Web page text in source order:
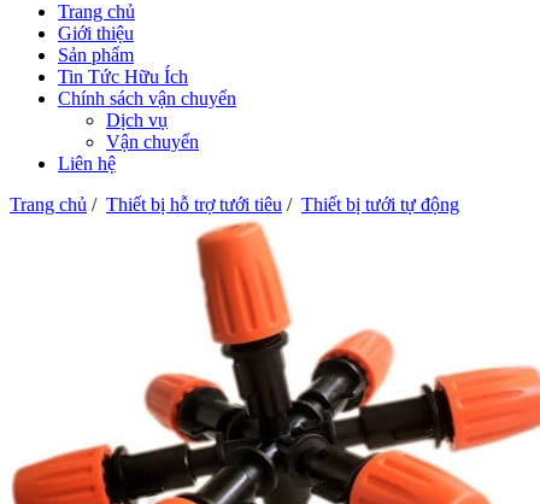
Trang chủ
Giới thiệu
Sản phẩm
Tin Tức Hữu Ích
Chính sách vận chuyển
Dịch vụ
Vận chuyển
Liên hệ
Trang chủ / Thiết bị hỗ trợ tưới tiêu / Thiết bị tưới tự động